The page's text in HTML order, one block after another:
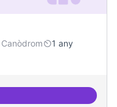
1 any
oberts i cuidats